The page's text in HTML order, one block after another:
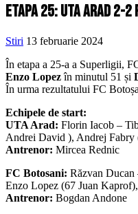
Etapa 25: UTA Arad 2-
Stiri 13 februarie 2024
În etapa a 25-a a Superligii,
Enzo Lopezîn minutul 51 și
În urma rezultatului FC
Echipele de start:
UTA Arad: Florin Iacob –
Andrei David ), Andrej
Antrenor: Mircea Rednic
FC Botosani: Răzvan
Enzo Lopez (67 Juan
Antrenor: Bogdan Andone